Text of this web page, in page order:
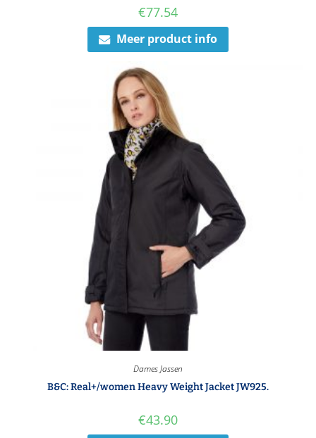
€77.54
Meer product info
Dames Jassen
B&C: Real+/women Heavy Weight Jacket JW925.
€43.90